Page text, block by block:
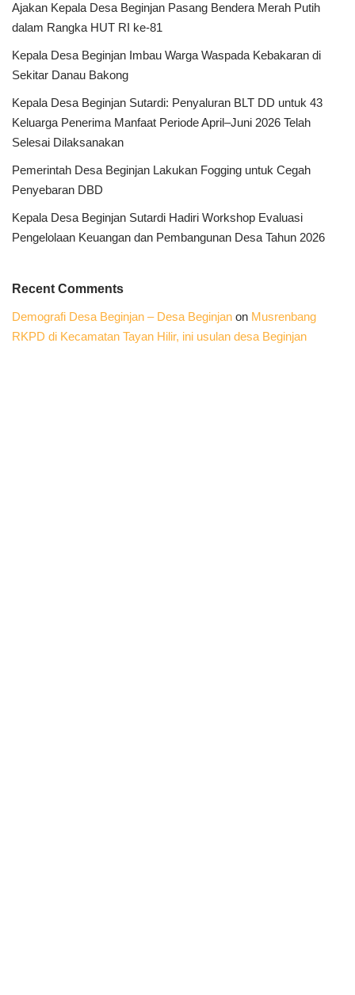
Ajakan Kepala Desa Beginjan Pasang Bendera Merah Putih
dalam Rangka HUT RI ke-81
Kepala Desa Beginjan Imbau Warga Waspada Kebakaran di
Sekitar Danau Bakong
Kepala Desa Beginjan Sutardi: Penyaluran BLT DD untuk 43
Keluarga Penerima Manfaat Periode April–Juni 2026 Telah
Selesai Dilaksanakan
Pemerintah Desa Beginjan Lakukan Fogging untuk Cegah
Penyebaran DBD
Kepala Desa Beginjan Sutardi Hadiri Workshop Evaluasi
Pengelolaan Keuangan dan Pembangunan Desa Tahun 2026
Recent Comments
Demografi Desa Beginjan – Desa Beginjan on Musrenbang
RKPD di Kecamatan Tayan Hilir, ini usulan desa Beginjan